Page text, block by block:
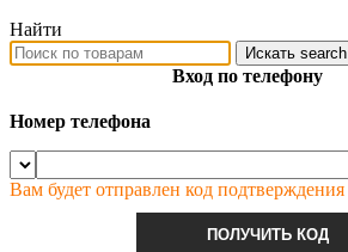
Найти
Искать search
Вход по телефону
Номер телефона
Вам будет отправлен код подтверждения
ПОЛУЧИТЬ КОД